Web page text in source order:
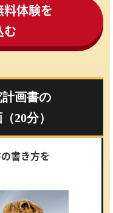
体験を
む
画書の
20分）
書き方を